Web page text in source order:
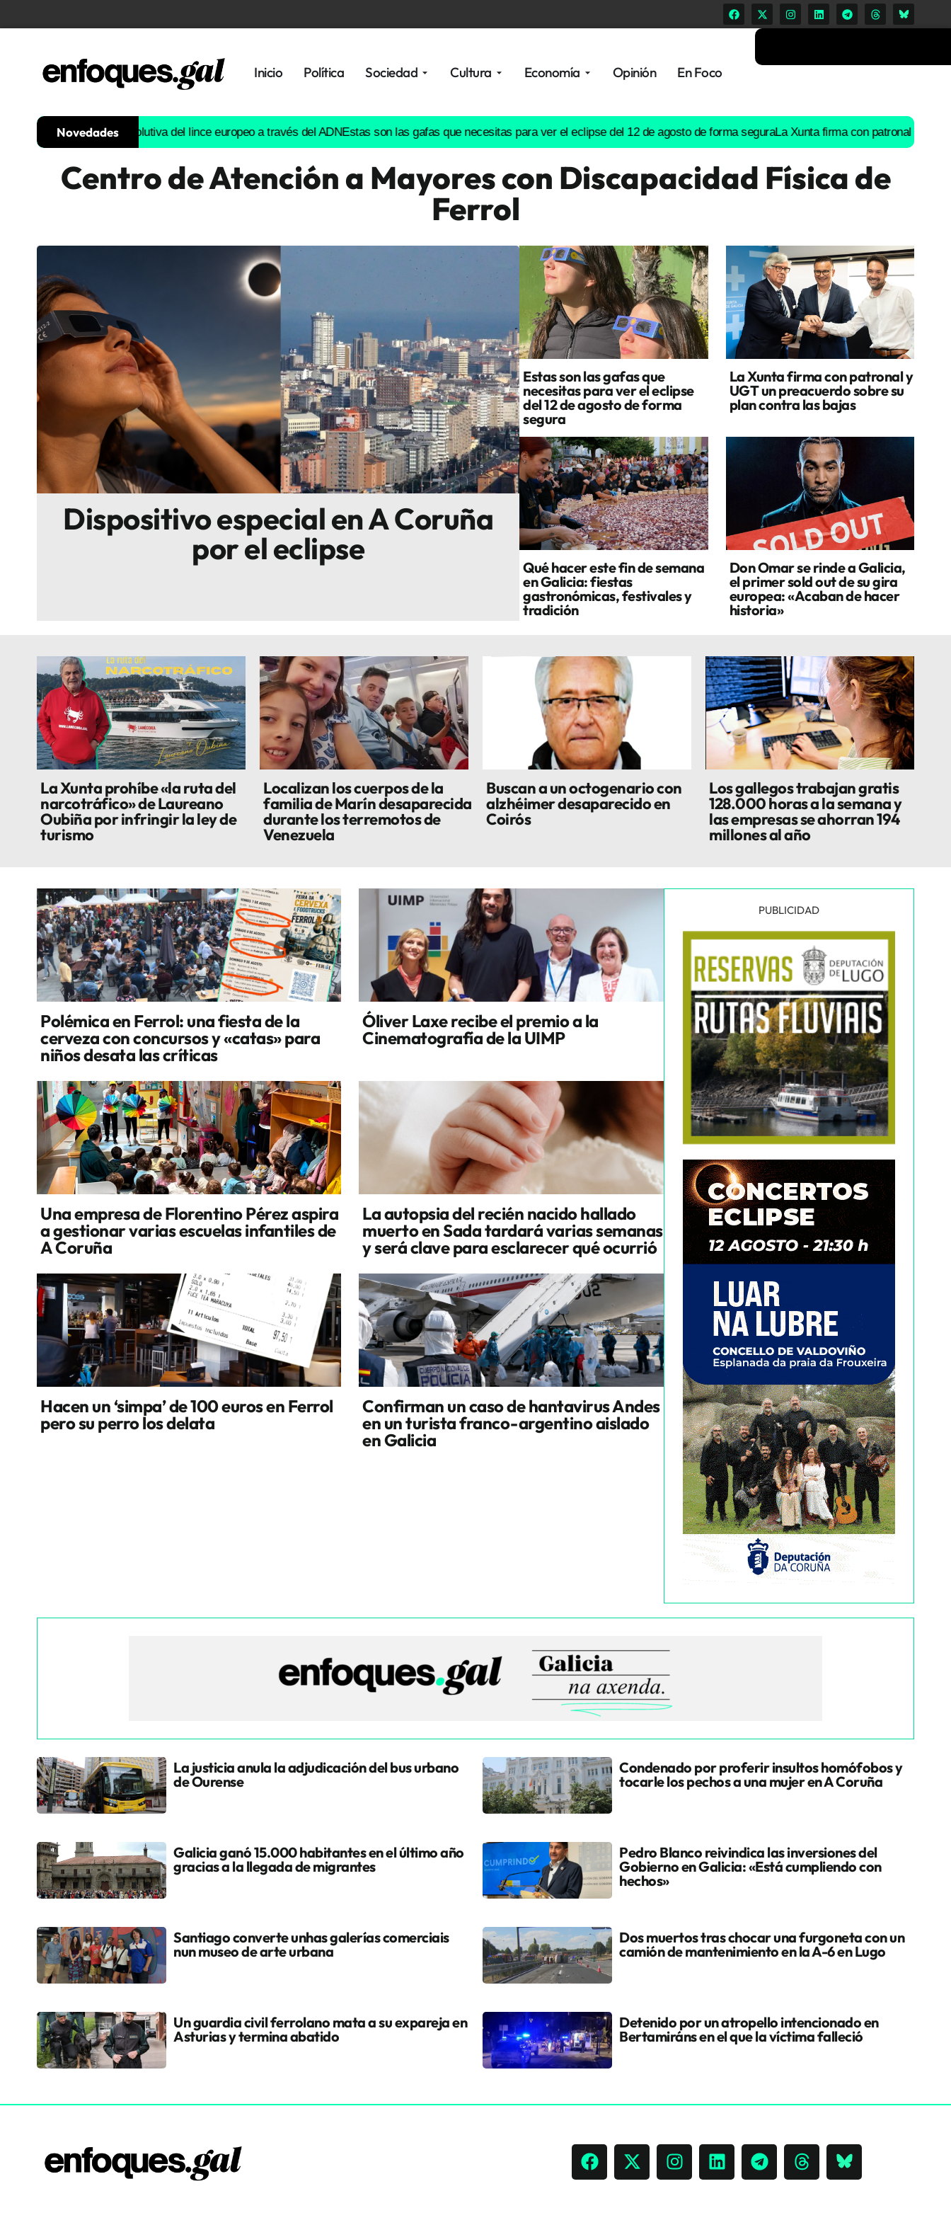
Inicio Política Sociedad Cultura Economía Opinión En Foco
Tendencias
Gastronomía
Escenarios
Novedades
la historia evolutiva del lince europeo a través del ADN Estas son las gafas que necesitas para ver el eclipse del 12 de agosto de forma seguraLa Xunta firma con patronal y UGT un
Centro de Atención a Mayores con Discapacidad Física de
Ferrol
Dispositivo especial en A Coruña
por el eclipse
Estas son las gafas que
necesitas para ver el eclipse
del 12 de agosto de forma
segura
La Xunta firma con patronal y
UGT un preacuerdo sobre su
plan contra las bajas
Qué hacer este fin de semana
en Galicia: fiestas
gastronómicas, festivales y
tradición
Don Omar se rinde a Galicia,
el primer sold out de su gira
europea: «Acaban de hacer
historia»
La Xunta prohíbe «la ruta del
narcotráfico» de Laureano
Oubiña por infringir la ley de
turismo
Localizan los cuerpos de la
familia de Marín desaparecida
durante los terremotos de
Venezuela
Buscan a un octogenario con
alzhéimer desaparecido en
Coirós
Los gallegos trabajan gratis
128.000 horas a la semana y
las empresas se ahorran 194
millones al año
Polémica en Ferrol: una fiesta de la
cerveza con concursos y «catas» para
niños desata las críticas
Óliver Laxe recibe el premio a la
Cinematografía de la UIMP
Una empresa de Florentino Pérez aspira
a gestionar varias escuelas infantiles de
A Coruña
La autopsia del recién nacido hallado
muerto en Sada tardará varias semanas
y será clave para esclarecer qué ocurrió
Hacen un ‘simpa’ de 100 euros en Ferrol
pero su perro los delata
Confirman un caso de hantavirus Andes
en un turista franco-argentino aislado
en Galicia
PUBLICIDAD
La justicia anula la adjudicación del bus urbano
de Ourense
Condenado por proferir insultos homófobos y
tocarle los pechos a una mujer en A Coruña
Galicia ganó 15.000 habitantes en el último año
gracias a la llegada de migrantes
Pedro Blanco reivindica las inversiones del
Gobierno en Galicia: «Está cumpliendo con
hechos»
Santiago converte unhas galerías comerciais
nun museo de arte urbana
Dos muertos tras chocar una furgoneta con un
camión de mantenimiento en la A-6 en Lugo
Un guardia civil ferrolano mata a su expareja en
Asturias y termina abatido
Detenido por un atropello intencionado en
Bertamiráns en el que la víctima falleció